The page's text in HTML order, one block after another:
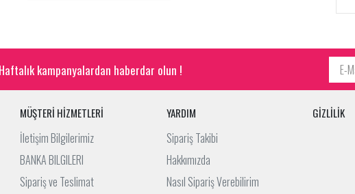
Haftalık kampanyalardan haberdar olun !
MÜŞTERİ HİZMETLERİ
İletişim Bilgilerimiz
BANKA BILGILERI
Sipariş ve Teslimat
YARDIM
Sipariş Takibi
Hakkımızda
Nasıl Sipariş Verebilirim
GİZLİLİK